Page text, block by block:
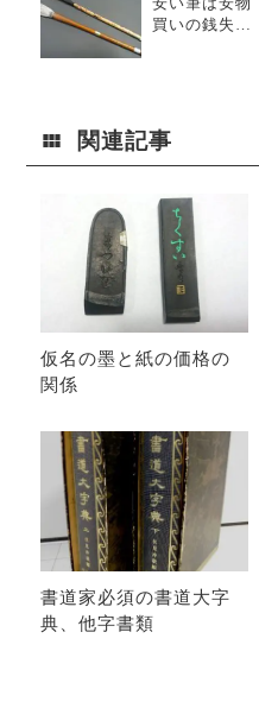
買いの銭失
関連記事
仮名の墨と紙の価格の
関係
書道家必須の書道大字
典、他字書類